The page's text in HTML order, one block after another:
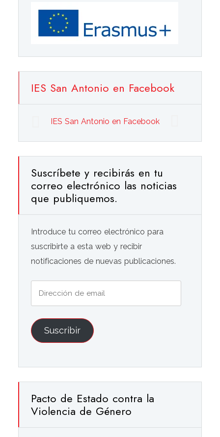
IES San Antonio en Facebook
IES San Antonio en Facebook
Suscríbete y recibirás en tu
correo electrónico las noticias
que publiquemos.
Introduce tu correo electrónico para
suscribirte a esta web y recibir
notificaciones de nuevas publicaciones.
email
Suscribir
Pacto de Estado contra la
Violencia de Género